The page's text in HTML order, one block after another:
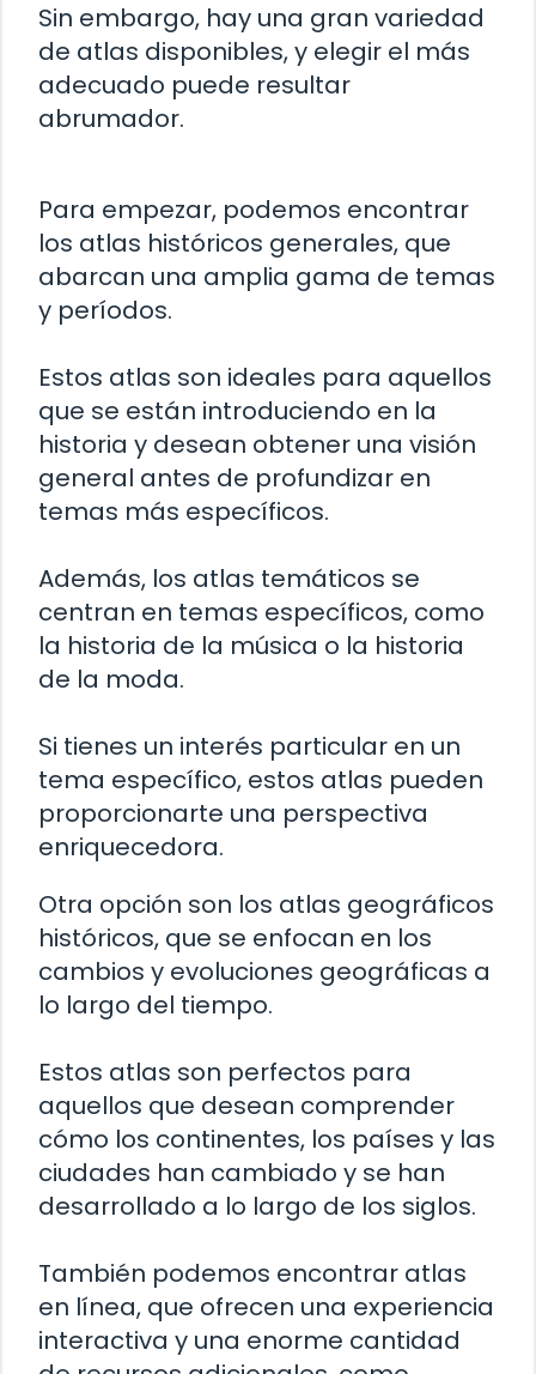
Sin embargo, hay una gran variedad
de atlas disponibles, y elegir el más
adecuado puede resultar
abrumador.
Para empezar, podemos encontrar
los atlas históricos generales, que
abarcan una amplia gama de temas
y períodos.
Estos atlas son ideales para aquellos
que se están introduciendo en la
historia y desean obtener una visión
general antes de profundizar en
temas más específicos.
Además, los atlas temáticos se
centran en temas específicos, como
la historia de la música o la historia
de la moda.
Si tienes un interés particular en un
tema específico, estos atlas pueden
proporcionarte una perspectiva
enriquecedora.
Otra opción son los atlas geográficos
históricos, que se enfocan en los
cambios y evoluciones geográficas a
lo largo del tiempo.
Estos atlas son perfectos para
aquellos que desean comprender
cómo los continentes, los países y las
ciudades han cambiado y se han
desarrollado a lo largo de los siglos.
También podemos encontrar atlas
en línea, que ofrecen una experiencia
interactiva y una enorme cantidad